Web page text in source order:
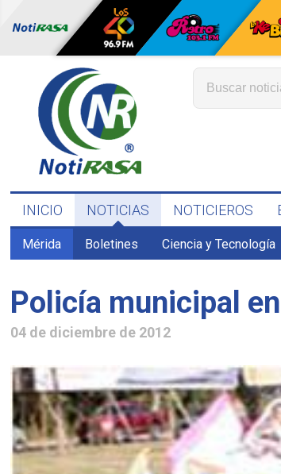
INICIO NOTICIAS NOTICIEROS
Mérida Boletines Ciencia y Tecnología
Policía municipal
04 de diciembre de 2012